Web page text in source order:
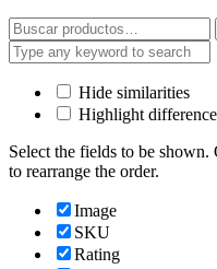
Search
for:
Hide similarities
Highlight
Select the fields to be
to rearrange the order.
Image
SKU
Rating